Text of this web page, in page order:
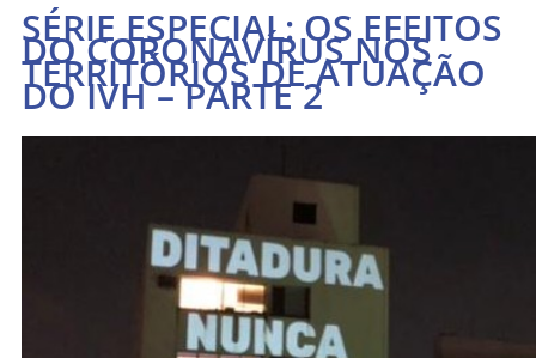
SÉRIE ESPECIAL: OS EFEITOS
DO CORONAVÍRUS NOS
TERRITÓRIOS DE ATUAÇÃO
DO IVH – PARTE 2